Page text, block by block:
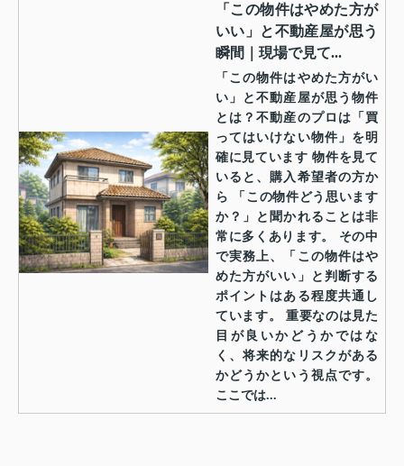
「この物件はやめた方が
いい」と不動産屋が思う
瞬間｜現場で見て...
「この物件はやめた方がい
い」と不動産屋が思う物件
とは？不動産のプロは「買
ってはいけない物件」を明
確に見ています 物件を見て
いると、購入希望者の方か
ら 「この物件どう思います
か？」と聞かれることは非
常に多くあります。 その中
で実務上、「この物件はや
めた方がいい」と判断する
ポイントはある程度共通し
ています。 重要なのは見た
目が良いかどうかではな
く、将来的なリスクがある
かどうかという視点です。
ここでは...